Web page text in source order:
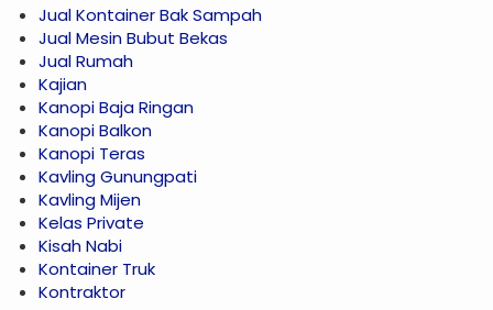
Jual Kontainer Bak Sampah
Jual Mesin Bubut Bekas
Jual Rumah
Kajian
Kanopi Baja Ringan
Kanopi Balkon
Kanopi Teras
Kavling Gunungpati
Kavling Mijen
Kelas Private
Kisah Nabi
Kontainer Truk
Kontraktor